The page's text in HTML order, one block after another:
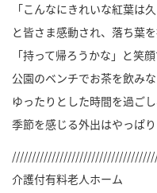
「こんなにきれいな紅葉は久
と皆さま感動され、落ち葉
「持って帰ろうかな」と笑
公園のベンチでお茶を飲み
ゆったりとした時間を過ご
季節を感じる外出はやっぱ
介護付有料老人ホーム